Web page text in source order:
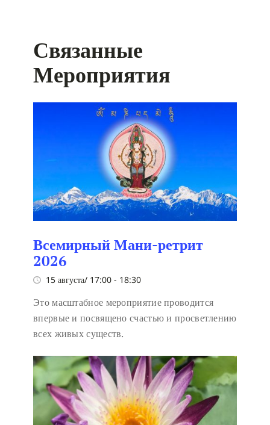
Связанные
Мероприятия
Всемирный Мани-ретрит
2026
15 августа/ 17:00 - 18:30
Это масштабное мероприятие проводится
впервые и посвящено счастью и просветлению
всех живых существ.